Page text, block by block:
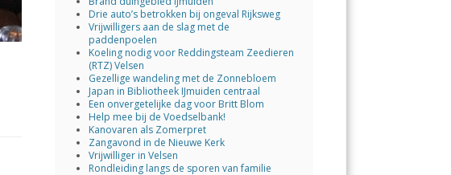
Drie auto’s betrokken bij ongeval Rijksweg
Vrijwilligers aan de slag met de
paddenpoelen
Koeling nodig voor Reddingsteam Zeedieren
(RTZ) Velsen
Gezellige wandeling met de Zonnebloem
Japan in Bibliotheek IJmuiden centraal
Een onvergetelijke dag voor Britt Blom
Help mee bij de Voedselbank!
Kanovaren als Zomerpret
Zangavond in de Nieuwe Kerk
Vrijwilliger in Velsen
Rondleiding langs de sporen van familie